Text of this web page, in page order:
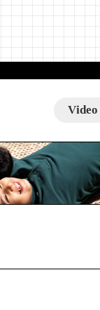
Video